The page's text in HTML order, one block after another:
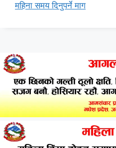
महिना समय दिनुपर्ने माग